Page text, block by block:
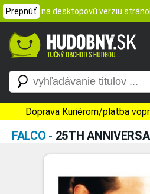
Prepnúť na desktopovú verziu
Doprava Kuriérom/platba
FALCO - 25TH ANNIVERSARY